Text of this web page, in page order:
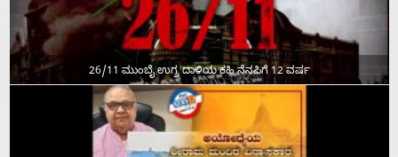
26/11 ಮುಂಬೈ ಉಗ್ರ ದಾಳಿಯ ಕಹಿ ನೆನಪಿಗೆ 12 ವರ್ಷ